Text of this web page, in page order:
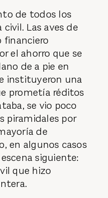
de todos los
Las aves de
financiero
el ahorro que se
de a pie en
instituyeron una
prometía réditos
se vio poco
piramidales por
de
en algunos casos
siguiente:
que hizo